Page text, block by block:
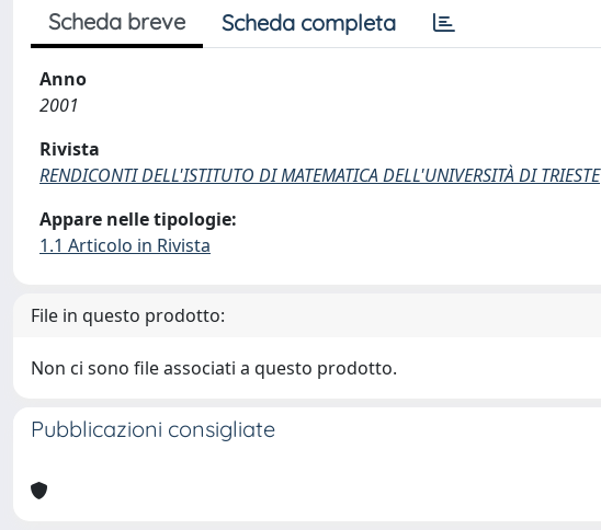
Scheda breve Scheda completa
Anno
2001
Rivista
RENDICONTI DELL'ISTITUTO DI MATEMATICA DELL'UNIVERSITÀ DI TRIESTE
Appare nelle tipologie:
1.1 Articolo in Rivista
File in questo prodotto:
Non ci sono file associati a questo prodotto.
Pubblicazioni consigliate